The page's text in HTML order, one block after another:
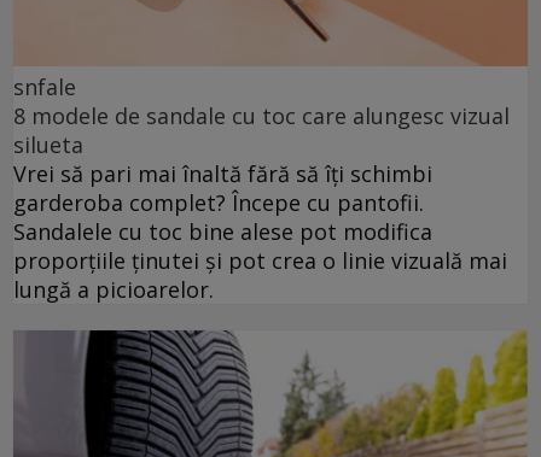
snfale
8 modele de sandale cu toc care alungesc vizual
silueta
Vrei să pari mai înaltă fără să îți schimbi
garderoba complet? Începe cu pantofii.
Sandalele cu toc bine alese pot modifica
proporțiile ținutei și pot crea o linie vizuală mai
lungă a picioarelor.